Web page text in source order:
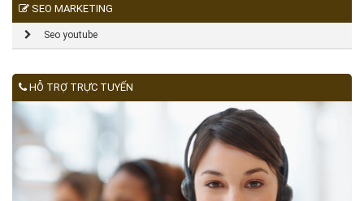
SEO MARKETING
Seo youtube
HỖ TRỢ TRỰC TUYẾN